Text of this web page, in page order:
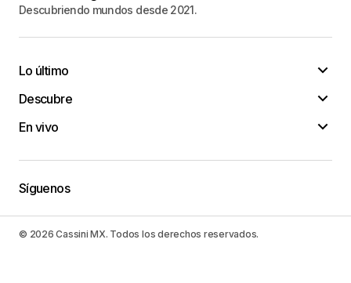
Descubriendo mundos desde 2021.
Lo último
Descubre
En vivo
Síguenos
© 2026 Cassini MX. Todos los derechos reservados.